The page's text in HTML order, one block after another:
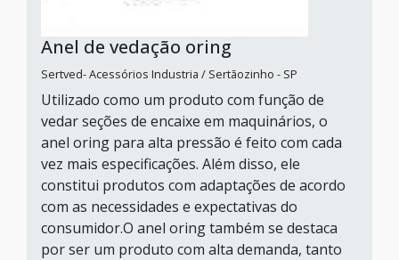
Anel de vedação oring
Sertved- Acessórios Industria / Sertãozinho - SP
Utilizado como um produto com função de
vedar seções de encaixe em maquinários, o
anel oring para alta pressão é feito com cada
vez mais especificações. Além disso, ele
constitui produtos com adaptações de acordo
com as necessidades e expectativas do
consumidor.O anel oring também se destaca
por ser um produto com alta demanda, tanto